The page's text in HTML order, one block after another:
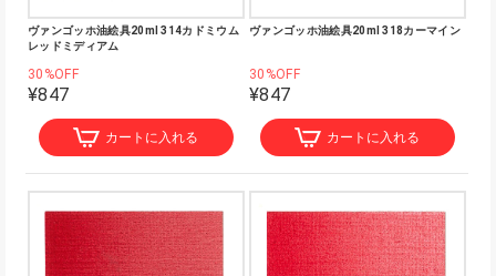
ヴァンゴッホ油絵具20ml 314カドミウム
レッドミディアム
30%OFF
¥847
カートに入れる
ヴァンゴッホ油絵具20ml 318カーマイン
30%OFF
¥847
カートに入れる